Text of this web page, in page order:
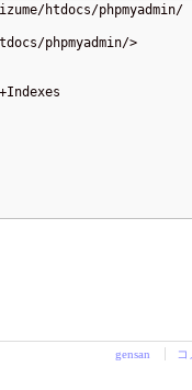
htdocs/phpmyadmin/
phpmyadmin/>
gensan